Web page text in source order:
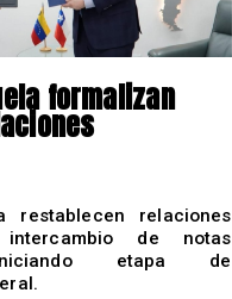
formalizan
restablecen relaciones
de notas
etapa de